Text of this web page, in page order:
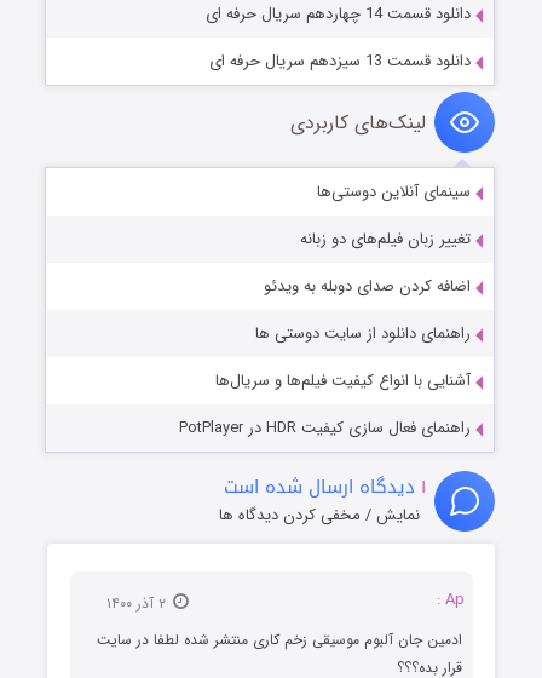
دانلود قسمت 14 چهاردهم سریال حرفه ای
دانلود قسمت 13 سیزدهم سریال حرفه ای
لینک‌های کاربردی
سینمای آنلاین دوستی‌ها
تغییر زبان فیلم‌های دو زبانه
اضافه کردن صدای دوبله به ویدئو
راهنمای دانلود از سایت دوستی ها
آشنایی با انواع کیفیت فیلم‌ها و سریال‌ها
راهنمای فعال سازی کیفیت HDR در PotPlayer
۱ دیدگاه ارسال شده است
نمایش / مخفی کردن دیدگاه ها
Ap :
۲ آذر ۱۴۰۰
ادمین جان آلبوم موسیقی زخم کاری منتشر شده لطفا در سایت
قرار بده؟؟؟